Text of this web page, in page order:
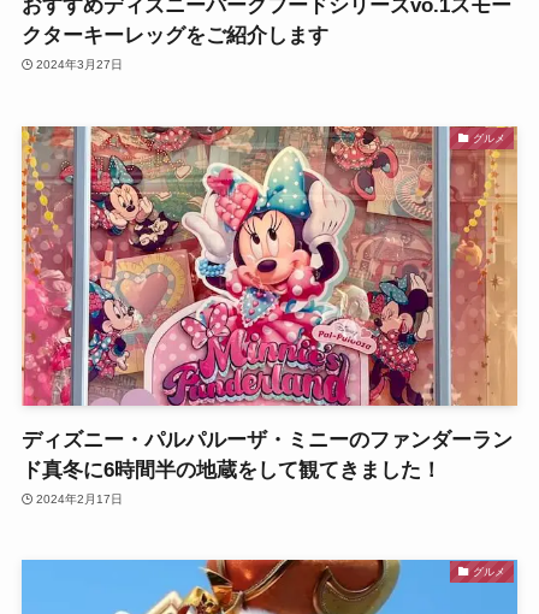
おすすめディズニーパークフードシリーズvo.1スモー
クターキーレッグをご紹介します
2024年3月27日
グルメ
ディズニー・パルパルーザ・ミニーのファンダーラン
ド真冬に6時間半の地蔵をして観てきました！
2024年2月17日
グルメ